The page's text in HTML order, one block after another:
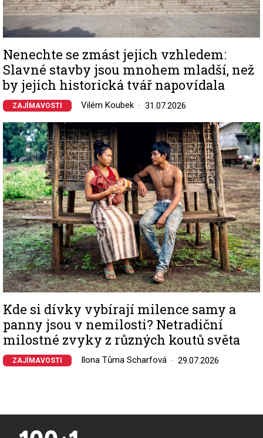
Nenechte se zmást jejich vzhledem:
Slavné stavby jsou mnohem mladší, než
by jejich historická tvář napovídala
ZAJÍMAVOSTI Vilém Koubek 31.07.2026
Image
Kde si dívky vybírají milence samy a
panny jsou v nemilosti? Netradiční
milostné zvyky z různých koutů světa
ZAJÍMAVOSTI Ilona Tůma Scharfová 29.07.2026